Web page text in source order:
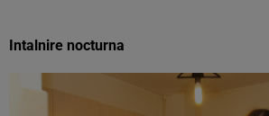
Intalnire nocturna